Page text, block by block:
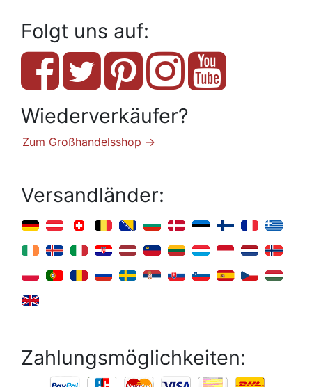
Folgt uns auf:
Wiederverkäufer?
Zum Großhandelsshop →
Versandländer:
Zahlungsmöglichkeiten: